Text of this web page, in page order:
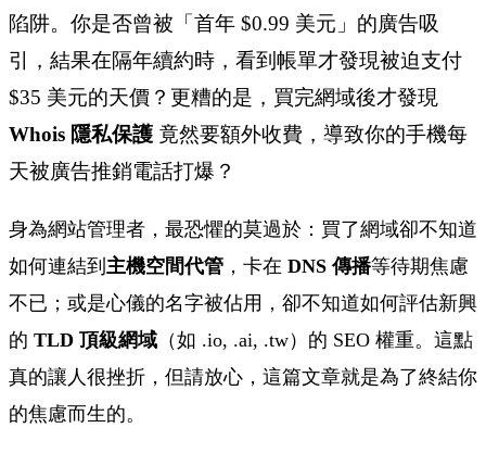
陷阱。你是否曾被「首年 $0.99 美元」的廣告吸
引，結果在隔年續約時，看到帳單才發現被迫支付
$35 美元的天價？更糟的是，買完網域後才發現
Whois 隱私保護 竟然要額外收費，導致你的手機每
天被廣告推銷電話打爆？
身為網站管理者，最恐懼的莫過於：買了網域卻不知道
如何連結到 主機空間代管 ，卡在 DNS 傳播等待期焦慮
不已；或是心儀的名字被佔用，卻不知道如何評估新興
的 TLD 頂級網域 （如 .io, .ai, .tw）的 SEO 權重。這點
真的讓人很挫折，但請放心，這篇文章就是為了終結你
的焦慮而生的。